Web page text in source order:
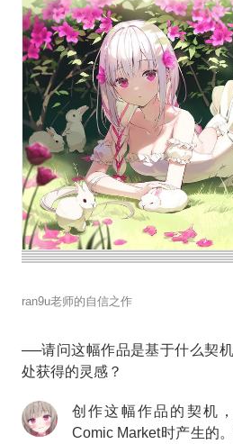
ran9u老师的自信之作
──请问这幅作品是基于什么契
处获得的灵感？
创作这幅作品的契机
Comic Market时产生的